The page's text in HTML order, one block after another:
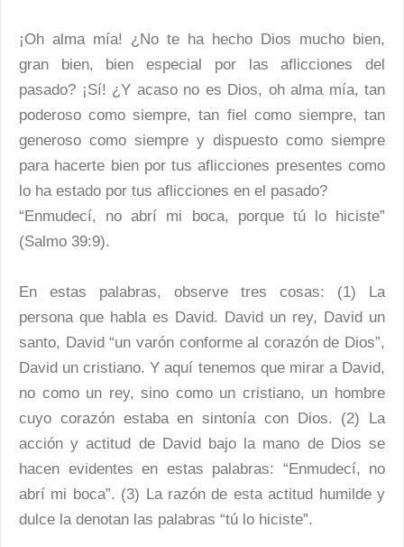
¡Oh alma mía! ¿No te ha hecho Dios mucho bien,
gran bien, bien especial por las aflicciones del
pasado? ¡Sí! ¿Y acaso no es Dios, oh alma mía, tan
poderoso como siempre, tan fiel como siempre, tan
generoso como siempre y dispuesto como siempre
para hacerte bien por tus aflicciones presentes como
lo ha estado por tus aflicciones en el pasado?
“Enmudecí, no abrí mi boca, porque tú lo hiciste”
(Salmo 39:9).
En estas palabras, observe tres cosas: (1) La
persona que habla es David. David un rey, David un
santo, David “un varón conforme al corazón de Dios”,
David un cristiano. Y aquí tenemos que mirar a David,
no como un rey, sino como un cristiano, un hombre
cuyo corazón estaba en sintonía con Dios. (2) La
acción y actitud de David bajo la mano de Dios se
hacen evidentes en estas palabras: “Enmudecí, no
abrí mi boca”. (3) La razón de esta actitud humilde y
dulce la denotan las palabras “tú lo hiciste”.